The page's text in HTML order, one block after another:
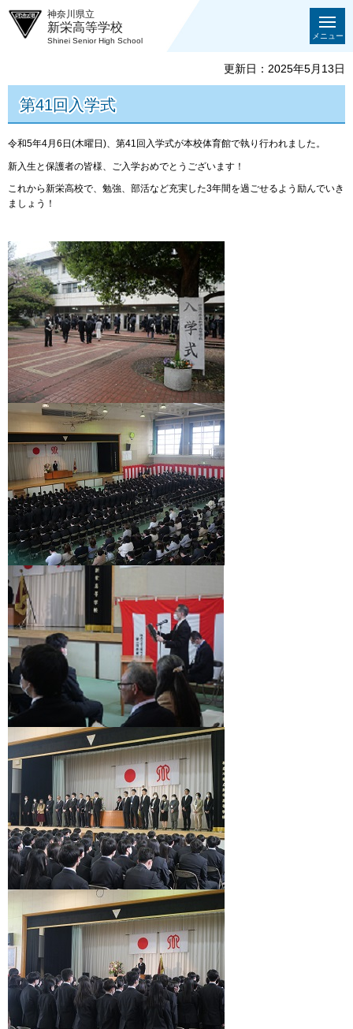
神奈川県立
新栄高等学校
Shinei Senior High School
メニュー
更新日：2025年5月13日
第41回入学式
令和5年4月6日(木曜日)、第41回入学式が本校体育館で執り行われました。
新入生と保護者の皆様、ご入学おめでとうございます！
これから新栄高校で、勉強、部活など充実した3年間を過ごせるよう励んでいき
ましょう！